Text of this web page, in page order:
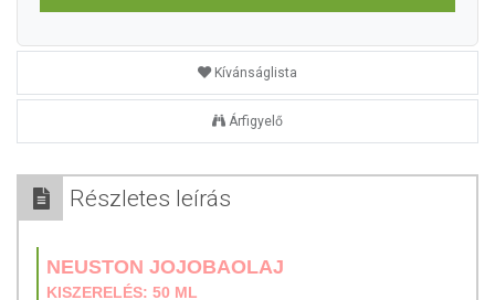
Kívánságlista
Árfigyelő
Részletes leírás
NEUSTON JOJOBAOLAJ
KISZERELÉS: 50 ML